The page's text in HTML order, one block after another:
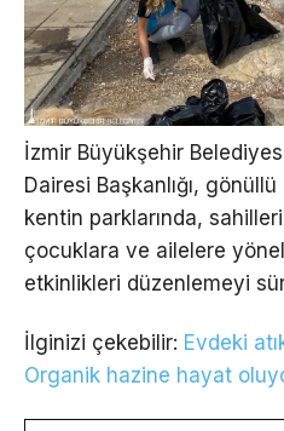
İzmir Büyükşehir
Dairesi Başkanlığı,
kentin parklarında,
çocuklara ve ailelere
etkinlikleri düzenlemeyi
İlginizi çekebilir: Evdeki
Organik hazine hayat